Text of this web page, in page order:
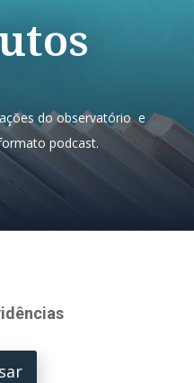
do observatório e
podcast.